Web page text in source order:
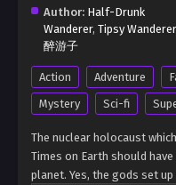
Author: Half-Drunk
Wanderer, Tipsy Wanderer
醉游子
Action Adventure
Mystery
Sci-fi
The nuclear holocaust
Times on Earth should
planet. Yes, the gods set